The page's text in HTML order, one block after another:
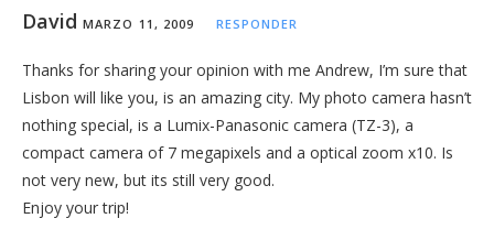
David MARZO 11, 2009 RESPONDER
Thanks for sharing your opinion with me Andrew, I’m sure that
Lisbon will like you, is an amazing city. My photo camera hasn’t
nothing special, is a Lumix-Panasonic camera (TZ-3), a
compact camera of 7 megapixels and a optical zoom x10. Is
not very new, but its still very good.
Enjoy your trip!